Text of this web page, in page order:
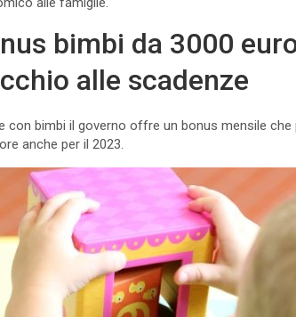
bimbi da 3000
alle scadenze
con bimbi il governo offre un bonus mensile
anche per il 2023.